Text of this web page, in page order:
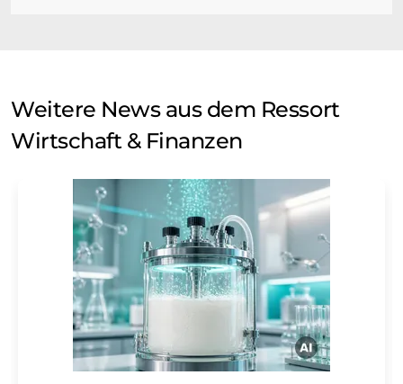
Weitere News aus dem Ressort
Wirtschaft & Finanzen